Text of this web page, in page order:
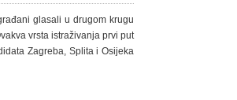
glasali u drugom krugu
vrsta istraživanja prvi put
Zagreba, Splita i Osijeka